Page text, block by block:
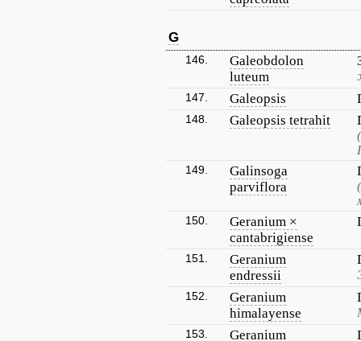
G
146.
Galeobdolon
luteum
147. Galeopsis
148. Galeopsis tetrahit
149.
Galinsoga
parviflora
150.
Geranium ×
cantabrigiense
151.
Geranium
endressii
152.
Geranium
himalayense
153.
Geranium